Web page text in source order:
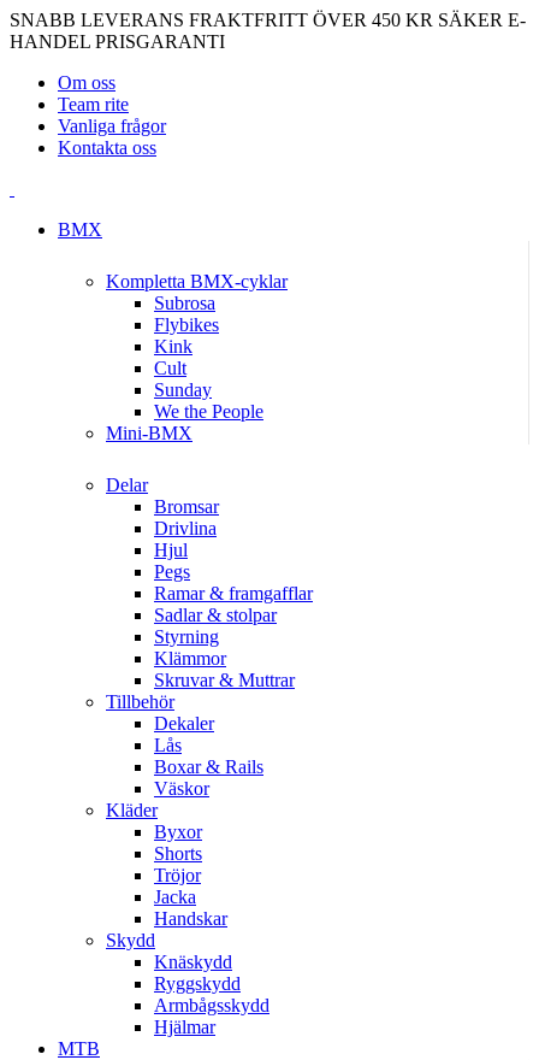
SNABB LEVERANS FRAKTFRITT ÖVER 450 KR SÄKER E-
HANDEL PRISGARANTI
Om oss
Team rite
Vanliga frågor
Kontakta oss
BMX
Kompletta BMX-cyklar
Subrosa
Flybikes
Kink
Cult
Sunday
We the People
Mini-BMX
Delar
Bromsar
Drivlina
Hjul
Pegs
Ramar & framgafflar
Sadlar & stolpar
Styrning
Klämmor
Skruvar & Muttrar
Tillbehör
Dekaler
Lås
Boxar & Rails
Väskor
Kläder
Byxor
Shorts
Tröjor
Jacka
Handskar
Skydd
Knäskydd
Ryggskydd
Armbågsskydd
Hjälmar
MTB